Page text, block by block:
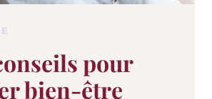
pour
bien-être